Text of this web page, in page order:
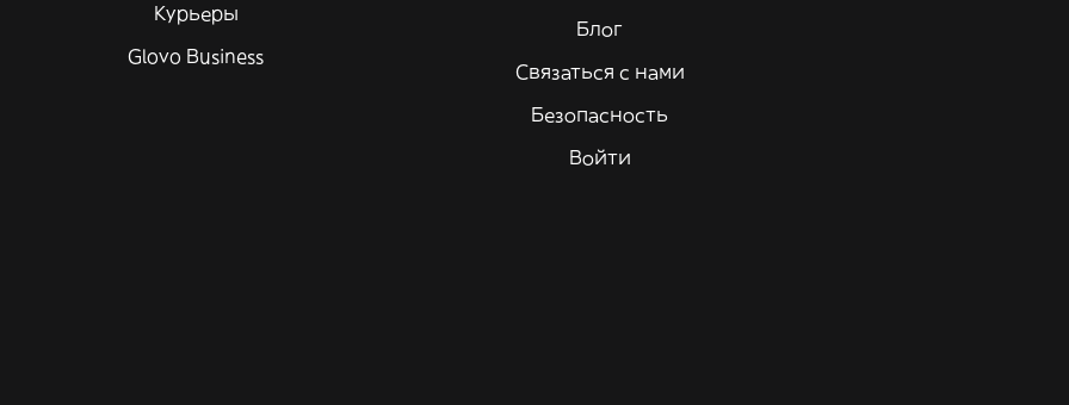
Курьеры
Glovo Business
Блог
Связаться с нами
Безопасность
Войти